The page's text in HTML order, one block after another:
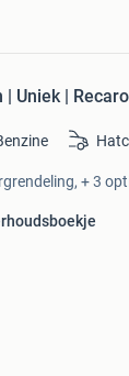
Uniek |
+ 3